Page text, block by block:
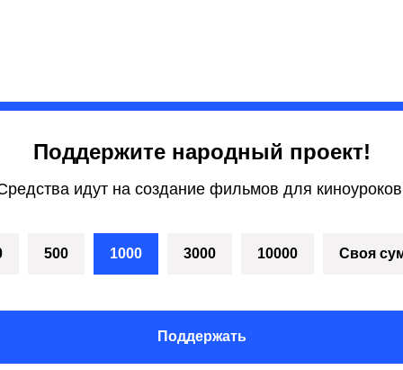
Поддержите народный проект!
идут на создание фильмов для
500 1000 3000 10000 Своя
Поддержать